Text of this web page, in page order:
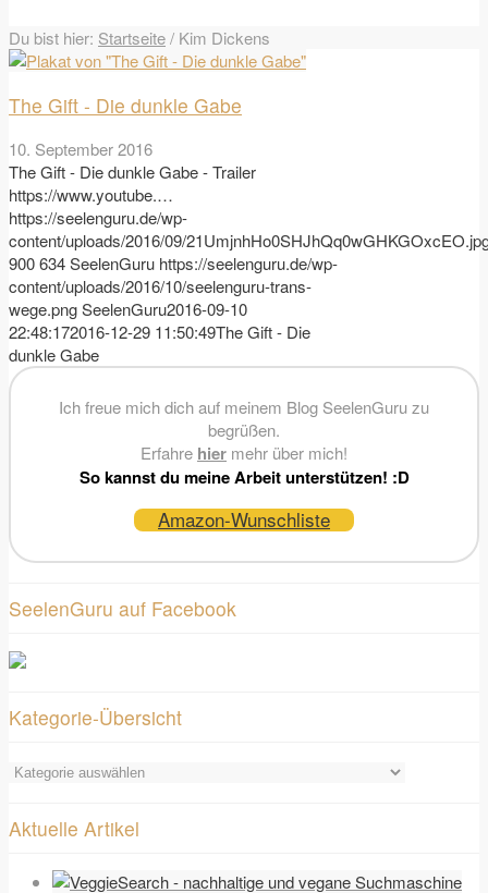
Du bist hier: Startseite/ Kim Dickens
The Gift - Die dunkle Gabe
10. September 2016
The Gift - Die dunkle Gabe - Trailer
https://www.youtube.…
https://seelenguru.de/wp-
content/uploads/2016/09/
900634SeelenGuru https://seelenguru.de/wp-
content/uploads/2016/10/seelenguru-trans-
wege.pngSeelenGuru2016-09-10
22:48:172016-12-29 11:50:49The Gift - Die
dunkle Gabe
Ich freue mich dich auf meinem Blog SeelenGuru zu
begrüßen.
Erfahre hier mehr über mich!
So kannst du meine Arbeit unterstützen! :D
Amazon-Wunschliste
SeelenGuru auf Facebook
Kategorie-Übersicht
Kategorie-
Aktuelle Artikel